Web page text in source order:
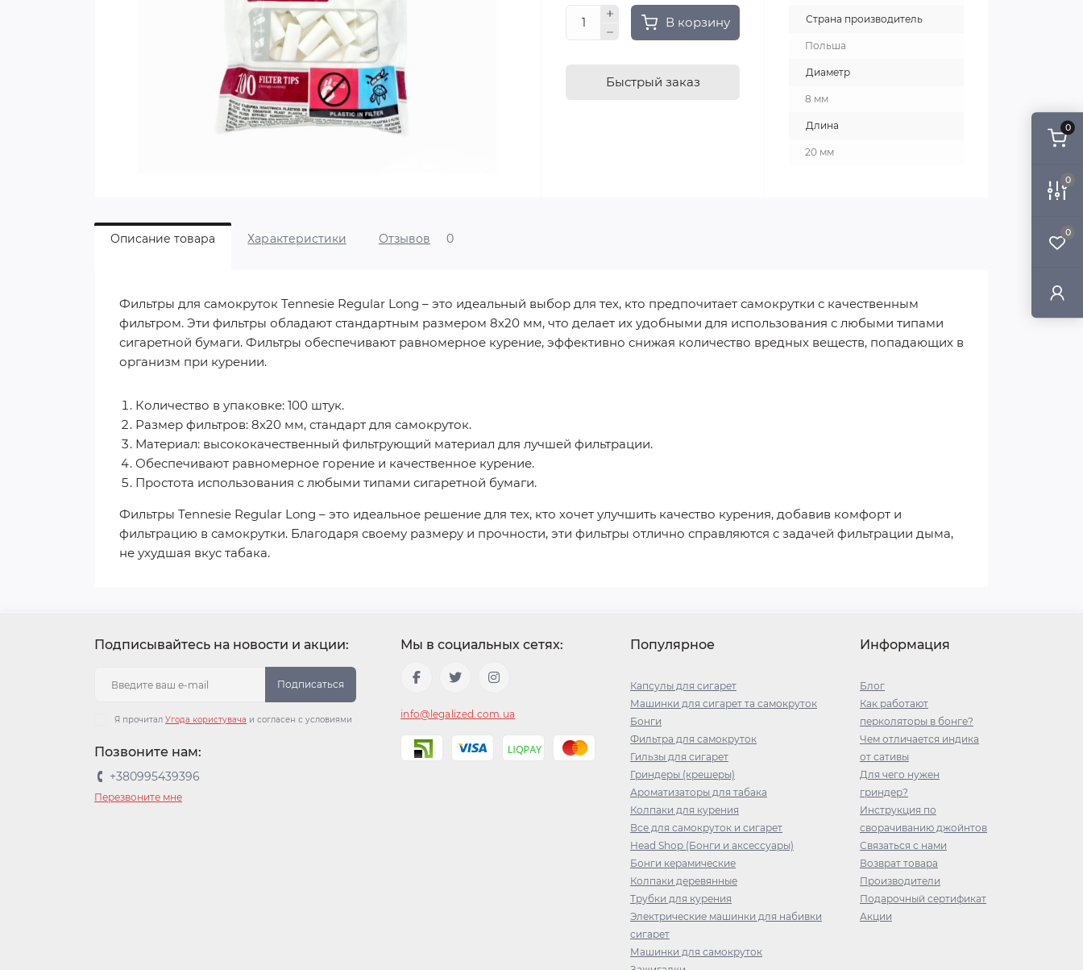
0
0
0
В корзину
Быстрый заказ
Страна производитель
Польша
Диаметр
8 мм
Длина
20 мм
Описание товара Характеристики Отзывов 0
Фильтры для самокруток Tennesie Regular Long – это идеальный выбор для тех, кто предпочитает самокрутки с качественным
фильтром. Эти фильтры обладают стандартным размером 8х20 мм, что делает их удобными для использования с любыми типами
сигаретной бумаги. Фильтры обеспечивают равномерное курение, эффективно снижая количество вредных веществ, попадающих в
организм при курении.
Количество в упаковке: 100 штук.
Размер фильтров: 8х20 мм, стандарт для самокруток.
Материал: высококачественный фильтрующий материал для лучшей фильтрации.
Обеспечивают равномерное горение и качественное курение.
Простота использования с любыми типами сигаретной бумаги.
Фильтры Tennesie Regular Long – это идеальное решение для тех, кто хочет улучшить качество курения, добавив комфорт и
фильтрацию в самокрутки. Благодаря своему размеру и прочности, эти фильтры отлично справляются с задачей фильтрации дыма,
не ухудшая вкус табака.
Подписывайтесь на новости и акции:
Подписаться
Я прочитал Угода користувача и согласен с условиями
Позвоните нам:
+380995439396
Перезвоните мне
Мы в социальных сетях:
info@legalized.com.ua
Популярное
Капсулы для сигарет
Машинки для сигарет та самокруток
Бонги
Фильтра для самокруток
Гильзы для сигарет
Гриндеры (крешеры)
Ароматизаторы для табака
Колпаки для курения
Все для самокруток и сигарет
Head Shop (Бонги и аксессуары)
Бонги керамические
Колпаки деревянные
Трубки для курения
Электрические машинки для набивки
сигарет
Машинки для самокруток
Информация
Блог
Как работают
перколяторы в бонге?
Чем отличается индика
от сативы
Для чего нужен
гриндер?
Инструкция по
сворачиванию джойнтов
Связаться с нами
Возврат товара
Производители
Подарочный сертификат
Акции